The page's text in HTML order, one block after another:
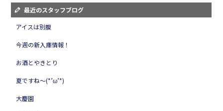
最近のスタッフブログ
アイスは別腹
今週の新入庫情報！
お酒とやきとり
夏ですね～(*’ω’*)
大慶園